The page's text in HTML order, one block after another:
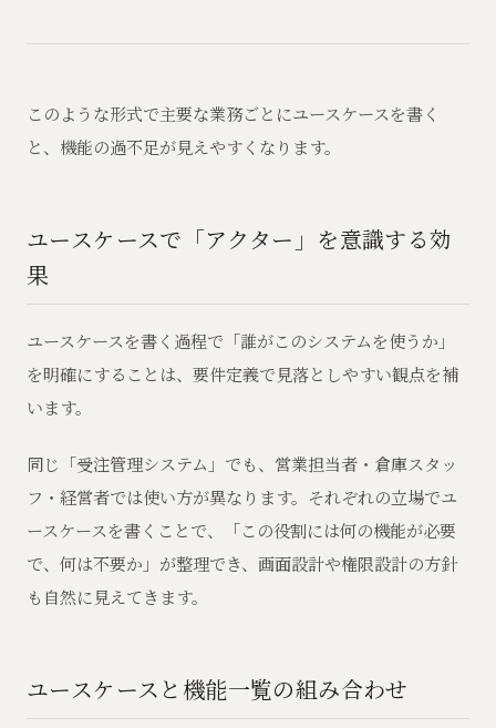
このような形式で主要な業務ごとにユースケースを書く
と、機能の過不足が見えやすくなります。
ユースケースで「アクター」を意識する効
果
ユースケースを書く過程で「誰がこのシステムを使うか」
を明確にすることは、要件定義で見落としやすい観点を補
います。
同じ「受注管理システム」でも、営業担当者・倉庫スタッ
フ・経営者では使い方が異なります。それぞれの立場でユ
ースケースを書くことで、「この役割には何の機能が必要
で、何は不要か」が整理でき、画面設計や権限設計の方針
も自然に見えてきます。
ユースケースと機能一覧の組み合わせ